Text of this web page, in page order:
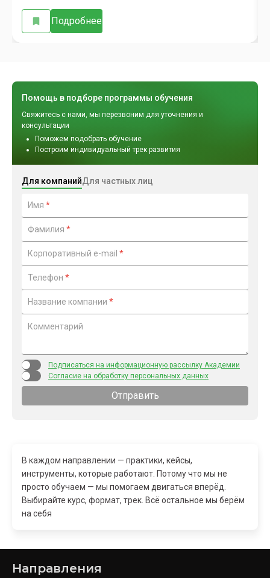
Подробнее
Помощь в подборе программы обучения
Свяжитесь с нами, мы перезвоним для уточнения и
консультации
Поможем подобрать обучение
Построим индивидуальный трек развития
Для компанийДля частных лиц
Имя *
Фамилия *
Корпоративный e-mail *
Телефон *
Название компании *
Комментарий
Подписаться на информационную рассылку Академии
Согласие на обработку персональных данных
Отправить
В каждом направлении — практики, кейсы,
инструменты, которые работают. Потому что мы не
просто обучаем — мы помогаем двигаться вперёд.
Выбирайте курс, формат, трек. Всё остальное мы берём
на себя
Направления